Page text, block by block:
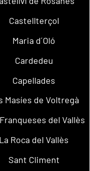
Castellterçol
Maria d´Oló
Cardedeu
Capellades
Masíes de Voltregà
del Vallès
La Roca del Vallès
Sant Climent